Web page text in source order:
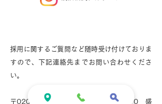
採用に関するご質問など随時受け付けておりま
すので、下記連絡先までお問い合わせくださ
い。
〒020-0834 岩手県盛岡市永井12－10 盛